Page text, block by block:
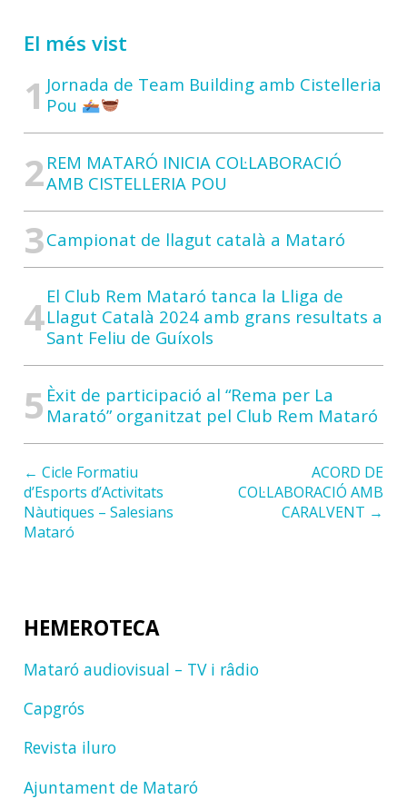
El més vist
Jornada de Team Building amb Cistelleria
Pou
REM MATARÓ INICIA COL·LABORACIÓ
AMB CISTELLERIA POU
Campionat de llagut català a Mataró
El Club Rem Mataró tanca la Lliga de
Llagut Català 2024 amb grans resultats a
Sant Feliu de Guíxols
Èxit de participació al “Rema per La
Marató” organitzat pel Club Rem Mataró
← Cicle Formatiu
d’Esports d’Activitats
Nàutiques – Salesians
Mataró
ACORD DE
COL·LABORACIÓ AMB
CARALVENT →
HEMEROTECA
Mataró audiovisual – TV i râdio
Capgrós
Revista iluro
Ajuntament de Mataró